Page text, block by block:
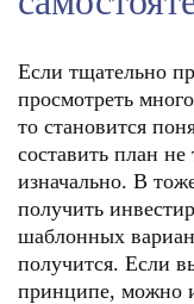
Если тщательно
просмотреть
то становится
составить план
изначально. В
получить
шаблонных
получится. Если
принципе, можно